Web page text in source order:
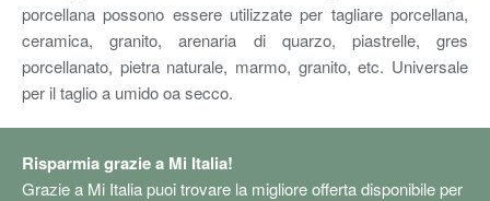
porcellana possono essere utilizzate per tagliare porcellana,
ceramica, granito, arenaria di quarzo, piastrelle, gres
porcellanato, pietra naturale, marmo, granito, etc. Universale
per il taglio a umido oa secco.
Risparmia grazie a Mi Italia!
Grazie a Mi Italia puoi trovare la migliore offerta disponibile per